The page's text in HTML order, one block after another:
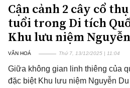
Cận cảnh 2 cây cổ
tuổi trong Di tích
Khu lưu niệm
VĂN HOÁ Thứ 7, 13/12/2025 | 11:04
Giữa không gian linh thiêng của
đặc biệt Khu lưu niệm Nguyễn